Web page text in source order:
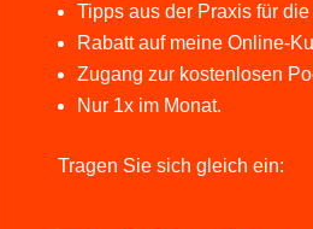
Tipps aus der Praxis für
Rabatt auf meine Online-
Zugang zur kostenlosen
Nur 1x im Monat.
Tragen Sie sich gleich ein: